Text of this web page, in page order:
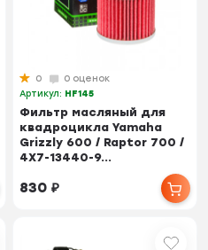
0
0 оценок
Артикул: HF145
Фильтр масляный для
квадроцикла Yamaha
Grizzly 600 / Raptor 700 /
4X7-13440-9...
830₽